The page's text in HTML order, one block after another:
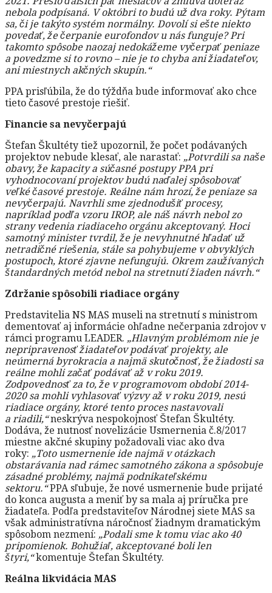
nebola podpísaná. V októbri to budú už dva roky. Pýtam
sa, či je takýto systém normálny. Dovolí si ešte niekto
povedať, že čerpanie eurofondov u nás funguje? Pri
takomto spôsobe naozaj nedokážeme vyčerpať peniaze
a povedzme si to rovno – nie je to chyba ani žiadateľov,
ani miestnych akčných skupín.“
PPA prisľúbila, že do týždňa bude informovať ako chce
tieto časové prestoje riešiť.
Financie sa nevyčerpajú
Štefan Škultéty tiež upozornil, že počet podávaných
projektov nebude klesať, ale narastať: „Potvrdili sa naše
obavy, že kapacity a súčasné postupy PPA pri
vyhodnocovaní projektov budú naďalej spôsobovať
veľké časové prestoje. Reálne nám hrozí, že peniaze sa
nevyčerpajú. Navrhli sme zjednodušiť procesy,
napríklad podľa vzoru IROP, ale náš návrh nebol zo
strany vedenia riadiaceho orgánu akceptovaný. Hoci
samotný minister tvrdil, že je nevyhnutné hľadať už
netradičné riešenia, stále sa pohybujeme v obvyklých
postupoch, ktoré zjavne nefungujú. Okrem zaužívaných
štandardných metód nebol na stretnutí žiaden návrh.“
Zdržanie spôsobili riadiace orgány
Predstavitelia NS MAS museli na stretnutí s ministrom
dementovať aj informácie ohľadne nečerpania zdrojov v
rámci programu LEADER. „Hlavným problémom nie je
nepripravenosť žiadateľov podávať projekty, ale
neúmerná byrokracia a najmä skutočnosť, že žiadosti sa
reálne mohli začať podávať až v roku 2019.
Zodpovednosť za to, že v programovom období 2014-
2020 sa mohli vyhlasovať výzvy až v roku 2019, nesú
riadiace orgány, ktoré tento proces nastavovali
a riadili,“neskrýva nespokojnosť Štefan Škultéty.
Dodáva, že nutnosť novelizácie Usmernenia č.8/2017
miestne akčné skupiny požadovali viac ako dva
roky: „Toto usmernenie ide najmä v otázkach
obstarávania nad rámec samotného zákona a spôsobuje
zásadné problémy, najmä podnikateľskému
sektoru.“PPA sľubuje, že nové usmernenie bude prijaté
do konca augusta a meniť by sa mala aj príručka pre
žiadateľa. Podľa predstaviteľov Národnej siete MAS sa
však administratívna náročnosť žiadnym dramatickým
spôsobom nezmení: „Podali sme k tomu viac ako 40
pripomienok. Bohužiaľ, akceptované boli len
štyri,“komentuje Štefan Škultéty.
Reálna likvidácia MAS